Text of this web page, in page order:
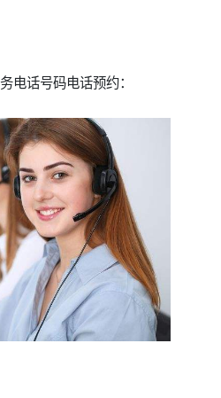
电话号码电话预约：